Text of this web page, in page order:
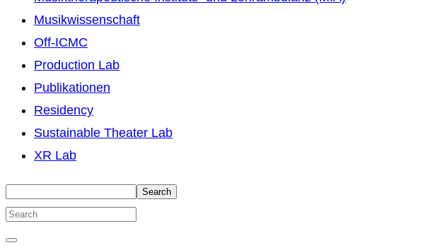
Musikwissenschaft
Off-ICMC
Production Lab
Publikationen
Residency
Sustainable Theater Lab
XR Lab
Search